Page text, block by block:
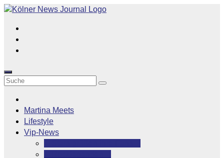
Zum
springen
Martina Meets
Lifestyle
Vip-News